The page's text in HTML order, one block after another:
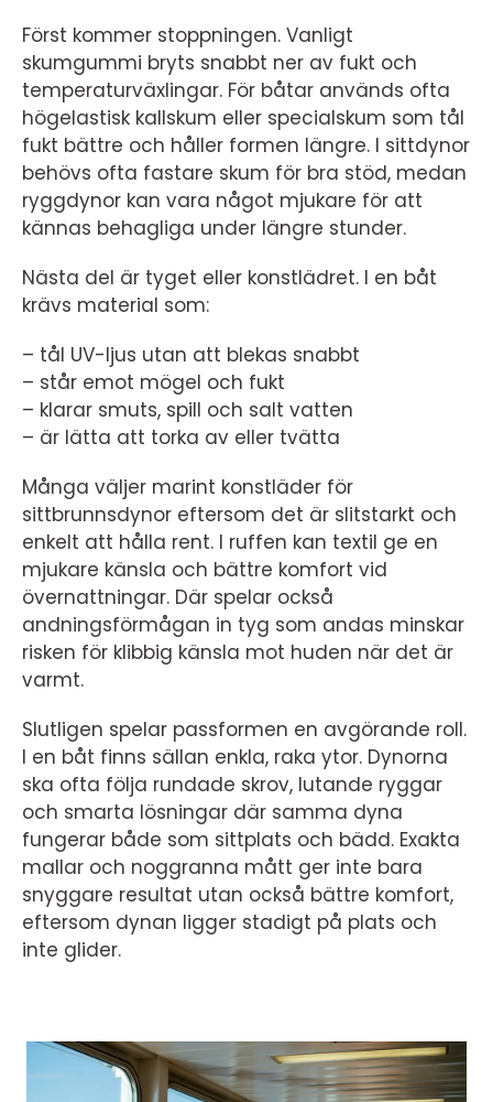
Först kommer stoppningen. Vanligt
skumgummi bryts snabbt ner av fukt och
temperaturväxlingar. För båtar används ofta
högelastisk kallskum eller specialskum som tål
fukt bättre och håller formen längre. I sittdynor
behövs ofta fastare skum för bra stöd, medan
ryggdynor kan vara något mjukare för att
kännas behagliga under längre stunder.
Nästa del är tyget eller konstlädret. I en båt
krävs material som:
– tål UV-ljus utan att blekas snabbt
– står emot mögel och fukt
– klarar smuts, spill och salt vatten
– är lätta att torka av eller tvätta
Många väljer marint konstläder för
sittbrunnsdynor eftersom det är slitstarkt och
enkelt att hålla rent. I ruffen kan textil ge en
mjukare känsla och bättre komfort vid
övernattningar. Där spelar också
andningsförmågan in tyg som andas minskar
risken för klibbig känsla mot huden när det är
varmt.
Slutligen spelar passformen en avgörande roll.
I en båt finns sällan enkla, raka ytor. Dynorna
ska ofta följa rundade skrov, lutande ryggar
och smarta lösningar där samma dyna
fungerar både som sittplats och bädd. Exakta
mallar och noggranna mått ger inte bara
snyggare resultat utan också bättre komfort,
eftersom dynan ligger stadigt på plats och
inte glider.